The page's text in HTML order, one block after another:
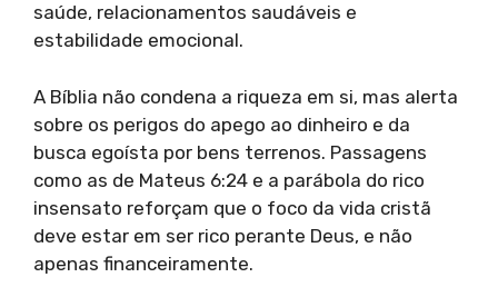
saúde, relacionamentos saudáveis e
estabilidade emocional.
A Bíblia não condena a riqueza em si, mas alerta
sobre os perigos do apego ao dinheiro e da
busca egoísta por bens terrenos. Passagens
como as de Mateus 6:24 e a parábola do rico
insensato reforçam que o foco da vida cristã
deve estar em ser rico perante Deus, e não
apenas financeiramente.